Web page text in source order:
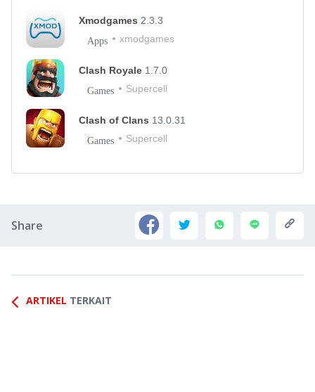
Xmodgames 2.3.3
Apps xmodgames
Clash Royale 1.7.0
Games Supercell
Clash of Clans 13.0.31
Games Supercell
Share
ARTIKEL TERKAIT